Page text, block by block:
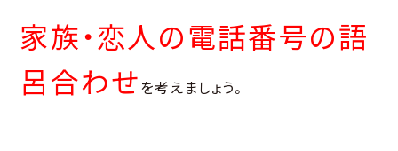
家族・恋人の電話番号の語
呂合わせ を考えましょう。